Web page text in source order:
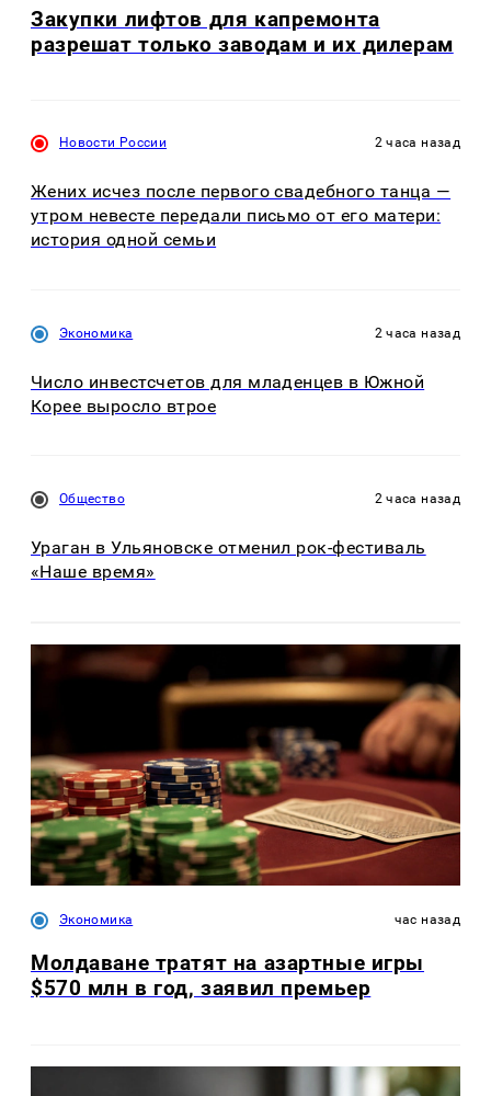
Закупки лифтов для капремонта
разрешат только заводам и их дилерам
Новости России 2 часа назад
Жених исчез после первого свадебного танца —
утром невесте передали письмо от его матери:
история одной семьи
Экономика 2 часа назад
Число инвестсчетов для младенцев в Южной
Корее выросло втрое
Общество 2 часа назад
Ураган в Ульяновске отменил рок-фестиваль
«Наше время»
Экономика час назад
Молдаване тратят на азартные игры
$570 млн в год, заявил премьер